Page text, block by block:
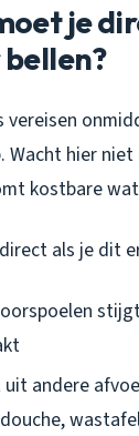
je
Wacht hier
kostbare
direct als je dit
andere